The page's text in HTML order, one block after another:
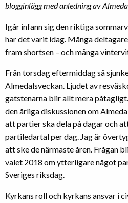
blogginlägg med anledning av
Igår infann sig den riktiga
har det varit idag. Många
fram shortsen – och många
Från torsdag eftermiddag så
Almedalsveckan. Ljudet av
gatstenarna blir allt mera
den årliga diskussionen om
att partier ska dela på dagar och
partiledartal per dag. Jag är
att ske de närmaste åren. Frågan
valet 2018 om ytterligare något
Sveriges riksdag.
Kyrkans roll och kyrkans ansvar i